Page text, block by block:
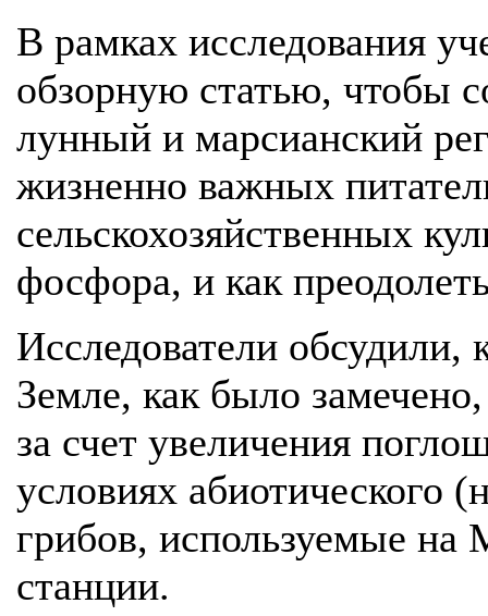
В рамках исследования
обзорную статью, чтобы
лунный и марсианский
жизненно важных
сельскохозяйственных
фосфора, и как
Исследователи обсудили,
Земле, как было
за счет увеличения
условиях абиотического
грибов, используемые на
станции.